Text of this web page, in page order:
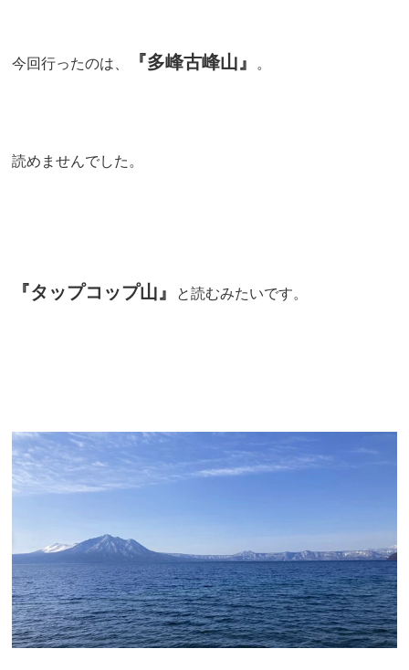
今回行ったのは、 『多峰古峰山』 。
読めませんでした。
『タップコップ山』 と読むみたいです。